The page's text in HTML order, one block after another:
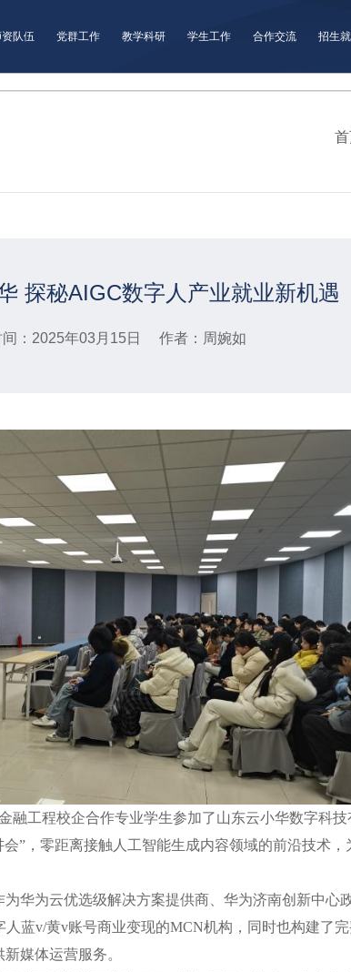
资队伍 党群工作 教学科研 学生工作 合作交流 招生
探秘AIGC数字人产业就业新机遇
间：2025年03月15日 作者：周婉如
工程校企合作专业学生参加了山东云小华数字科技
”，零距离接触人工智能生成内容领域的前沿技术，
为云优选级解决方案提供商、华为济南创新中心
蓝v/黄v账号商业变现的MCN机构，同时也构建了
媒体运营服务。